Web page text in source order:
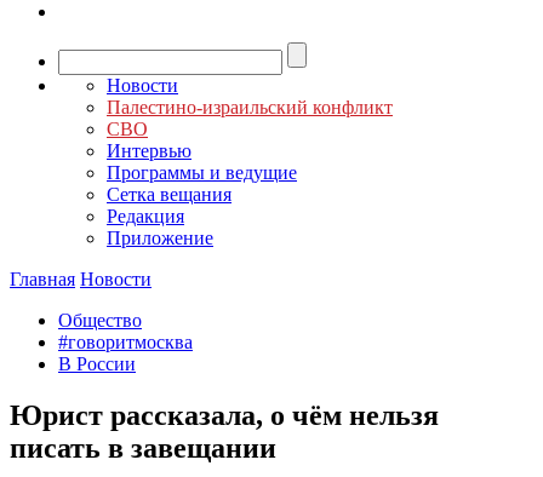
Новости
Палестино-израильский конфликт
СВО
Интервью
Программы и ведущие
Сетка вещания
Редакция
Приложение
Главная Новости
Общество
#говоритмосква
В России
Юрист рассказала, о чём нельзя
писать в завещании